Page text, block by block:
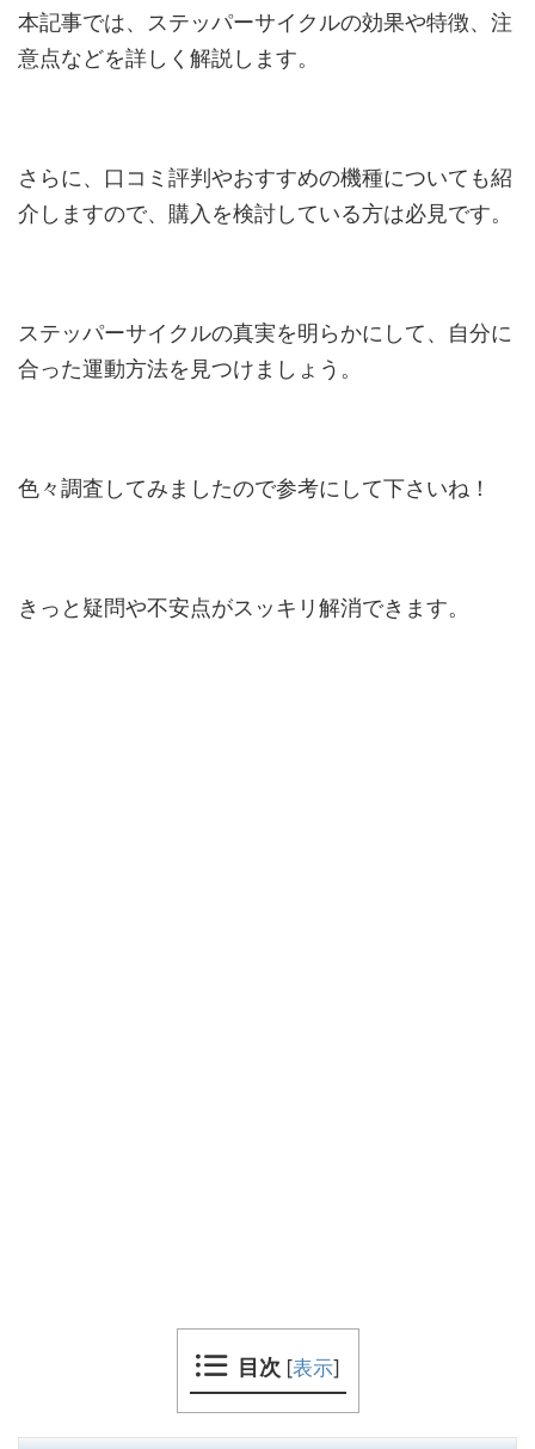
本記事では、ステッパーサイクルの効果や特徴、注
意点などを詳しく解説します。
さらに、口コミ評判やおすすめの機種についても紹
介しますので、購入を検討している方は必見です。
ステッパーサイクルの真実を明らかにして、自分に
合った運動方法を見つけましょう。
色々調査してみましたので参考にして下さいね！
きっと疑問や不安点がスッキリ解消できます。
目次 [表示]